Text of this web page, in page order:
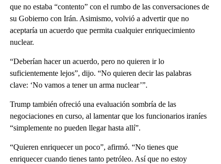
que no estaba “contento” con el rumbo de las conversaciones de
su Gobierno con Irán. Asimismo, volvió a advertir que no
aceptaría un acuerdo que permita cualquier enriquecimiento
nuclear.
“Deberían hacer un acuerdo, pero no quieren ir lo
suficientemente lejos”, dijo. “No quieren decir las palabras
clave: ‘No vamos a tener un arma nuclear’”.
Trump también ofreció una evaluación sombría de las
negociaciones en curso, al lamentar que los funcionarios iraníes
“simplemente no pueden llegar hasta allí”.
“Quieren enriquecer un poco”, afirmó. “No tienes que
enriquecer cuando tienes tanto petróleo. Así que no estoy